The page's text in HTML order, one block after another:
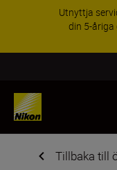
RABATT
utvalda
Tillbaka till